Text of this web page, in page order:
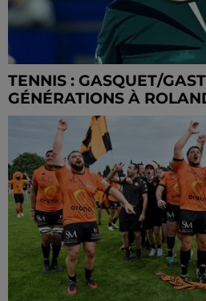
TENNIS : GASQUET/
GÉNÉRATIONS À